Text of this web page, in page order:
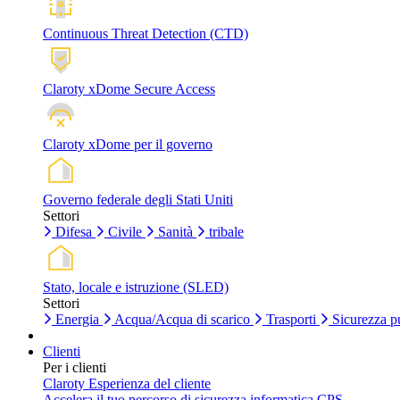
Continuous Threat Detection (CTD)
Claroty xDome Secure Access
Claroty xDome per il governo
Governo federale degli Stati Uniti
Settori
Difesa
Civile Sanità tribale
Stato, locale e istruzione (SLED)
Settori
Energia
Acqua/Acqua di scarico Trasporti Sicurezza
Clienti
Per i clienti
Claroty Esperienza del cliente